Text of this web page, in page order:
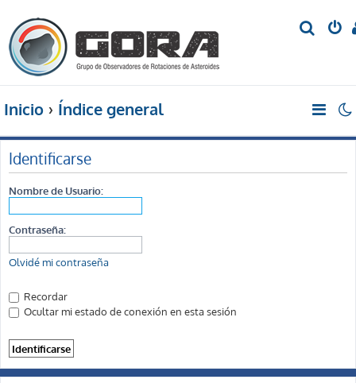
r
Inicio Índice general
Identificarse
Nombre de Usuario:
Contraseña:
Olvidé mi contraseña
Recordar
Ocultar mi estado de conexión en esta sesión